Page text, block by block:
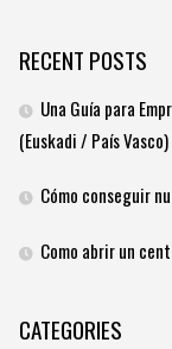
RECENT POSTS
Una Guía para
(Euskadi / País Vasco)
Cómo conseguir
Como abrir un
CATEGORIES